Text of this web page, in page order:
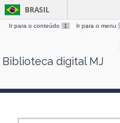
Skip
BRASIL
Ir para o conteúdo 1 Ir para o menu
Biblioteca digital MJ